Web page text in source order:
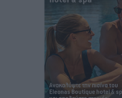
Γ’ Εθνική Κατηγορία:
αγωνιστικών της
• πριν 11 ώρες
Συνελήφθησαν δύο
πελατών